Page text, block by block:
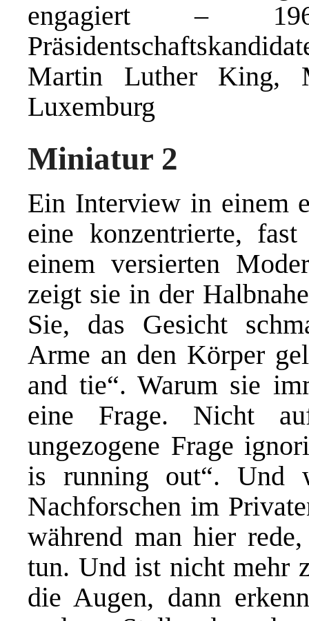
engagiert –
Martin Luther King,
Luxemburg
Miniatur 2
Ein Interview in einem
eine konzentrierte,
einem versierten
zeigt sie in der
Sie, das Gesicht
Arme an den Körper
and tie“. Warum sie
eine Frage. Nicht
ungezogene Frage
is running out“. Und
Nachforschen im
während man hier
tun. Und ist nicht mehr
die Augen, dann